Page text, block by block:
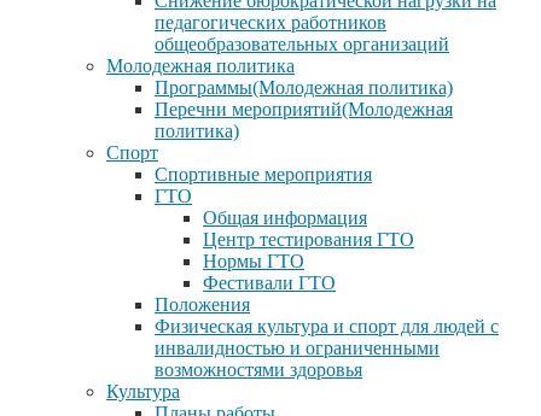
педагогических работников
общеобразовательных организаций
Молодежная политика
Программы(Молодежная политика)
Перечни мероприятий(Молодежная
политика)
Спорт
Спортивные мероприятия
ГТО
Общая информация
Центр тестирования ГТО
Нормы ГТО
Фестивали ГТО
Положения
Физическая культура и спорт для людей с
инвалидностью и ограниченными
возможностями здоровья
Культура